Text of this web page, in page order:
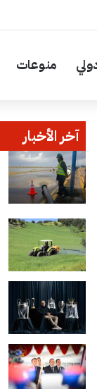
منوعات
آخر الأخبار